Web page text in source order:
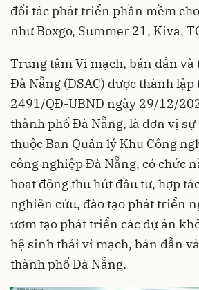
đối tác phát triển phần mềm
như Boxgo, Summer 21, Kiva,
Trung tâm Vi mạch, bán dẫn
Đà Nẵng (DSAC) được thành
2491/QĐ-UBND ngày 29/12/
thành phố Đà Nẵng, là đơn vị
thuộc Ban Quản lý Khu Công
công nghiệp Đà Nẵng, có chức
hoạt động thu hút đầu tư, hợp
nghiên cứu, đào tạo phát triển
ươm tạo phát triển các dự án
hệ sinh thái vi mạch, bán dẫn
thành phố Đà Nẵng.